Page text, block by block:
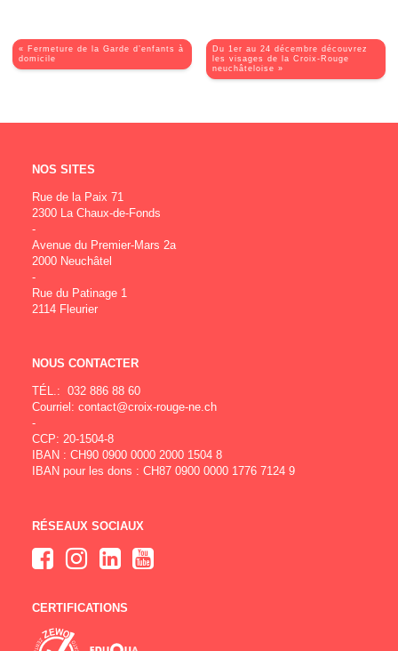
Du 1er au 24 décembre découvrez
les visages de la Croix-Rouge
neuchâteloise »
« Fermeture de la Garde d’enfants à
domicile
NOS SITES
Rue de la Paix 71
2300 La Chaux-de-Fonds
-
Avenue du Premier-Mars 2a
2000 Neuchâtel
-
Rue du Patinage 1
2114 Fleurier
NOUS CONTACTER
TÉL.: 032 886 88 60
Courriel: contact@croix-rouge-ne.ch
-
CCP: 20-1504-8
IBAN : CH90 0900 0000 2000 1504 8
IBAN pour les dons : CH87 0900 0000 1776 7124 9
RÉSEAUX SOCIAUX
CERTIFICATIONS